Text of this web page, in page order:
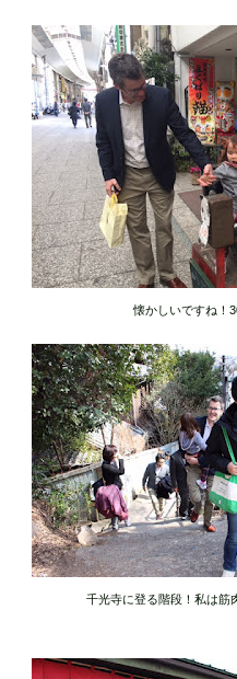
懐かしいですね！
千光寺に登る階段！私は筋